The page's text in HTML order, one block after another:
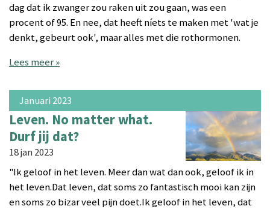
dag dat ik zwanger zou raken uit zou gaan, was een
procent of 95. En nee, dat heeft níets te maken met 'wat je
denkt, gebeurt ook', maar alles met die rothormonen.
Lees meer »
Januari 2023
Leven. No matter what.
Durf jij dat?
18 jan 2023
"Ik geloof in het leven. Meer dan wat dan ook, geloof ik in
het leven.Dat leven, dat soms zo fantastisch mooi kan zijn
en soms zo bizar veel pijn doet.Ik geloof in het leven, dat